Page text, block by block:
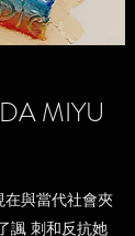
MIYU
在與當代社會夾
諷 刺和反抗她